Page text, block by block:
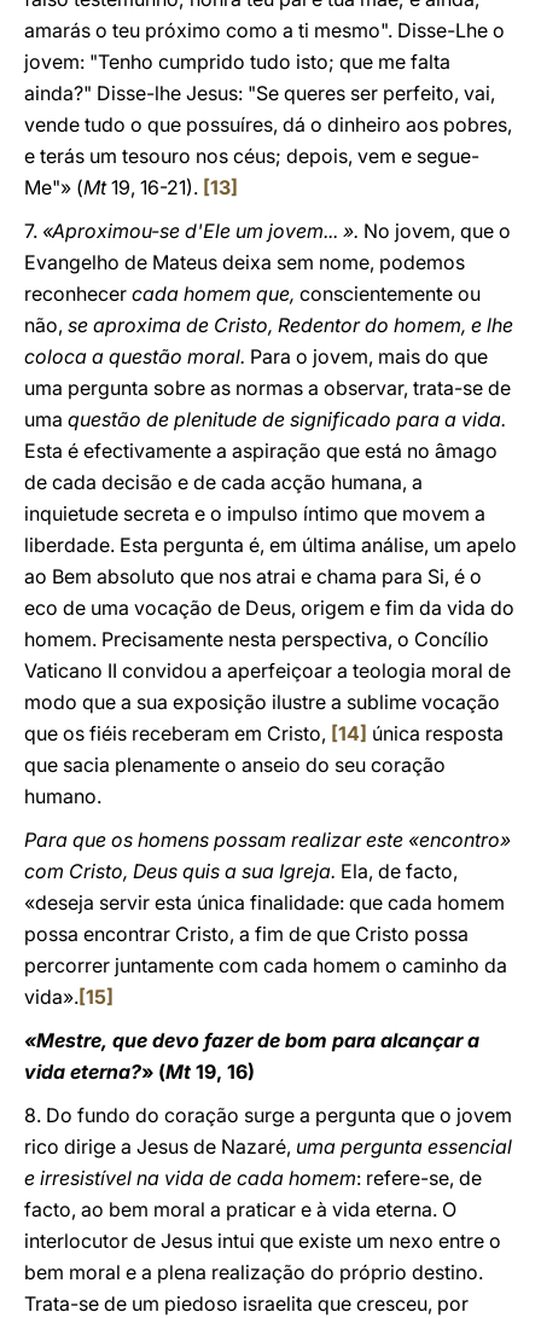
amarás o teu próximo como a ti mesmo". Disse-Lhe o
jovem: "Tenho cumprido tudo isto; que me falta
ainda?" Disse-lhe Jesus: "Se queres ser perfeito, vai,
vende tudo o que possuíres, dá o dinheiro aos pobres,
e terás um tesouro nos céus; depois, vem e segue-
Me"» (Mt19, 16-21). [13]
7. «Aproximou-se d'Ele um jovem... ». No jovem, que o
Evangelho de Mateus deixa sem nome, podemos
reconhecer cada homem que, conscientemente ou
não, se aproxima de Cristo, Redentor do homem, e lhe
coloca a questão moral. Para o jovem, mais do que
uma pergunta sobre as normas a observar, trata-se de
uma questão de plenitude de significado para a vida.
Esta é efectivamente a aspiração que está no âmago
de cada decisão e de cada acção humana, a
inquietude secreta e o impulso íntimo que movem a
liberdade. Esta pergunta é, em última análise, um apelo
ao Bem absoluto que nos atrai e chama para Si, é o
eco de uma vocação de Deus, origem e fim da vida do
homem. Precisamente nesta perspectiva, o Concílio
Vaticano II convidou a aperfeiçoar a teologia moral de
modo que a sua exposição ilustre a sublime vocação
que os fiéis receberam em Cristo, [14] única resposta
que sacia plenamente o anseio do seu coração
humano.
Para que os homens possam realizar este «encontro»
com Cristo, Deus quis a sua Igreja. Ela, de facto,
«deseja servir esta única finalidade: que cada homem
possa encontrar Cristo, a fim de que Cristo possa
percorrer juntamente com cada homem o caminho da
vida».[15]
«Mestre, que devo fazer de bom para alcançar a
vida eterna?» (Mt 19, 16)
8. Do fundo do coração surge a pergunta que o jovem
rico dirige a Jesus de Nazaré, uma pergunta essencial
e irresistível na vida de cada homem: refere-se, de
facto, ao bem moral a praticar e à vida eterna. O
interlocutor de Jesus intui que existe um nexo entre o
bem moral e a plena realização do próprio destino.
Trata-se de um piedoso israelita que cresceu, por